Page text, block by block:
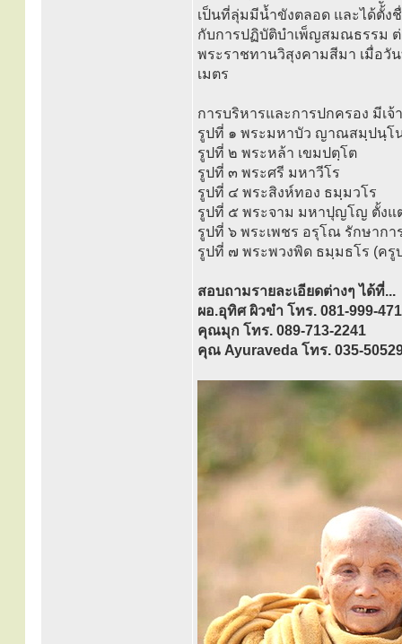
เป็นที่ลุ่มมีน้ำขังตลอด และได้ตั้ง
กับการปฏิบัติบำเพ็ญสมณธรรม
พระราชทานวิสุงคามสีมา เมื่อวั
เมตร
การบริหารและการปกครอง มีเ
รูปที่ ๑ พระมหาบัว ญาณสมฺปนฺโ
รูปที่ ๒ พระหล้า เขมปตฺโต
รูปที่ ๓ พระศรี มหาวีโร
รูปที่ ๔ พระสิงห์ทอง ธมฺมวโร
รูปที่ ๕ พระจาม มหาปุญโญ ตั้ง
รูปที่ ๖ พระเพชร อรุโณ รักษากา
รูปที่ ๗ พระพวงพิด ธมฺมธโร (ครู
สอบถามรายละเอียดต่างๆ ได้ที่...
ผอ.อุทิศ ผิวขำ โทร. 081-999-
คุณมุก โทร. 089-713-2241
คุณ Ayuraveda โทร. 035-